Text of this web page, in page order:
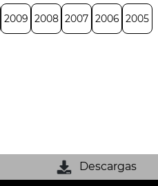
2009 2008 2007 2006 2005
Descargas